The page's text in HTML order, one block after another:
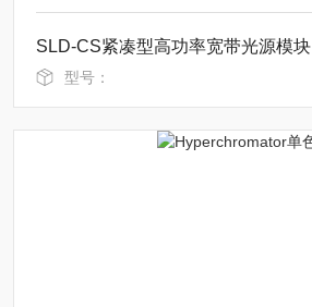
SLD-CS紧凑型高功率宽带光源模块
型号：